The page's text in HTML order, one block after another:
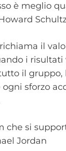
è meglio
il
i risultati
il gruppo,
sforzo
che si
Jordan